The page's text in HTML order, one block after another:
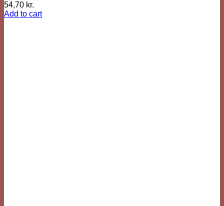
54,70 kr.
Add to cart